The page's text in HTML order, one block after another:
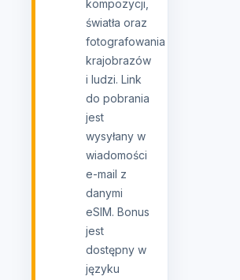
kompozycji,
światła oraz
fotografowania
krajobrazów
i ludzi. Link
do pobrania
jest
wysyłany w
wiadomości
e-mail z
danymi
eSIM. Bonus
jest
dostępny w
języku